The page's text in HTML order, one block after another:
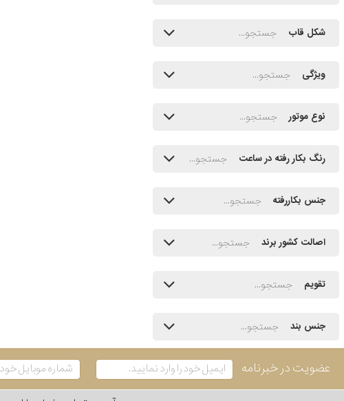
شکل قاب
ویژگی
نوع موتور
رنگ بکار رفته در ساعت
جنس بکاررفته
اصالت کشور برند
تقویم
جنس بند
عضویت در خبرنامه